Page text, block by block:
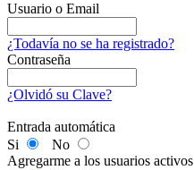
Usuario o Email
¿Todavía no se ha registrado?
Contraseña
¿Olvidó su Clave?
Entrada automática
Si
No
Agregarme a los usuarios activos